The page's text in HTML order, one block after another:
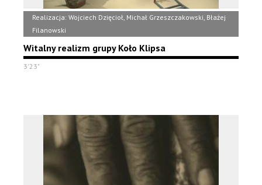
Realizacja: Wojciech Dzięcioł, Michał Grzeszczakowski, Błażej
Filanowski
Witalny realizm grupy Koło Klipsa
3'23"